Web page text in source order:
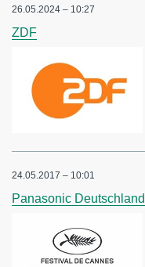
26.05.2024 – 10:27
ZDF
24.05.2017 – 10:01
Panasonic Deutschland